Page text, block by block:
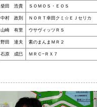
柴田 浩貴 ＳＯＭＯＳ・ＥＯＳ
中村 政則 ＮＯＲＴ幸田クミ☆ＥＪセリカ
山崎 有里 ウサヴィッツＲＳ
野田 達夫 素のまんまＭＲ２
石原 成巳 ＭＲＣ−ＲＸ７